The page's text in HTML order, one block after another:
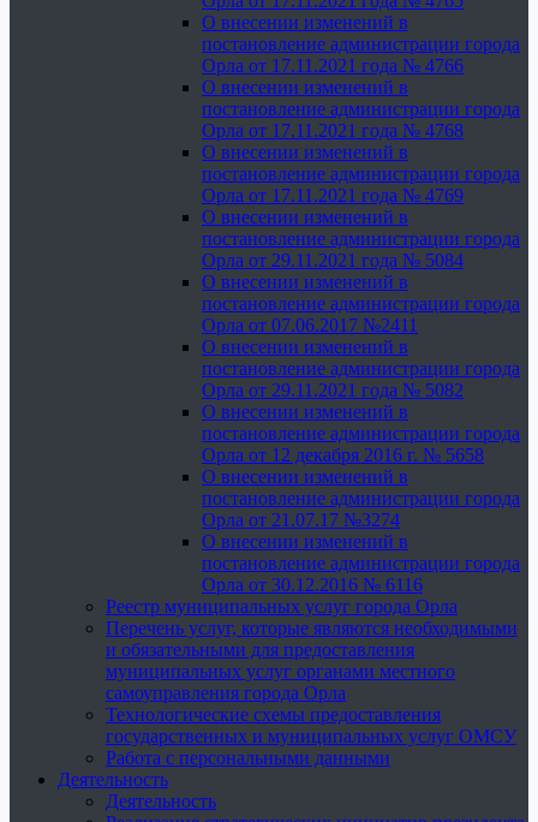
О внесении изменений в
постановление администрации города
Орла от 17.11.2021 года № 4766
О внесении изменений в
постановление администрации города
Орла от 17.11.2021 года № 4768
О внесении изменений в
постановление администрации города
Орла от 17.11.2021 года № 4769
О внесении изменений в
постановление администрации города
Орла от 29.11.2021 года № 5084
О внесении изменений в
постановление администрации города
Орла от 07.06.2017 №2411
О внесении изменений в
постановление администрации города
Орла от 29.11.2021 года № 5082
О внесении изменений в
постановление администрации города
Орла от 12 декабря 2016 г. № 5658
О внесении изменений в
постановление администрации города
Орла от 21.07.17 №3274
О внесении изменений в
постановление администрации города
Орла от 30.12.2016 № 6116
Реестр муниципальных услуг города Орла
Перечень услуг, которые являются необходимыми
и обязательными для предоставления
муниципальных услуг органами местного
самоуправления города Орла
Технологические схемы предоставления
государственных и муниципальных услуг ОМСУ
Работа с персональными данными
Деятельность
Деятельность